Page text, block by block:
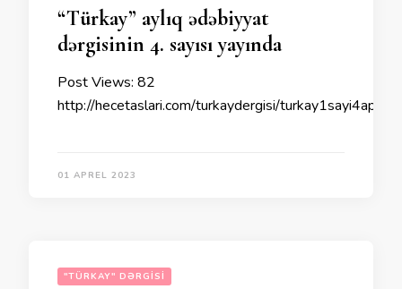
“Türkay” aylıq ədəbiyyat
dərgisinin 4. sayısı yayında
Post Views: 82
http://hecetaslari.com/turkaydergisi/
01 APREL 2023
"TÜRKAY" DƏRGISI